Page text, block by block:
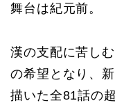
舞台は紀元前。
漢の支配に苦し
の希望となり、
描いた全81話の